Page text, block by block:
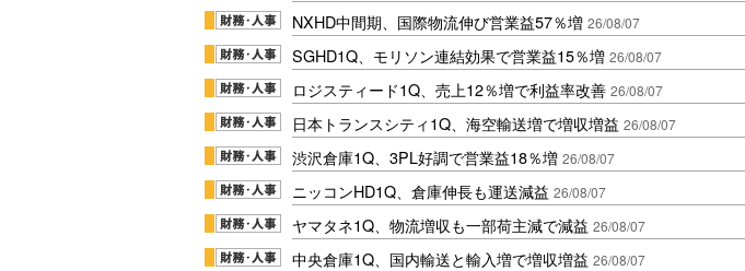
NXHD中間期、国際物流伸び営業益57％増 26/08/07
SGHD1Q、モリソン連結効果で営業益15％増 26/08/07
ロジスティード1Q、売上12％増で利益率改善 26/08/07
日本トランスシティ1Q、海空輸送増で増収増益 26/08/07
渋沢倉庫1Q、3PL好調で営業益18％増 26/08/07
ニッコンHD1Q、倉庫伸長も運送減益 26/08/07
ヤマタネ1Q、物流増収も一部荷主減で減益 26/08/07
中央倉庫1Q、国内輸送と輸入増で増収増益 26/08/07